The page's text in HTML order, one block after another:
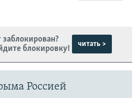
заблокирован?
блокировку!
читать >
Россией